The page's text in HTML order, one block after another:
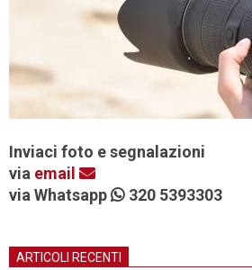
Inviaci foto e segnalazioni
via email
via Whatsapp
320 5393303
ARTICOLI RECENTI